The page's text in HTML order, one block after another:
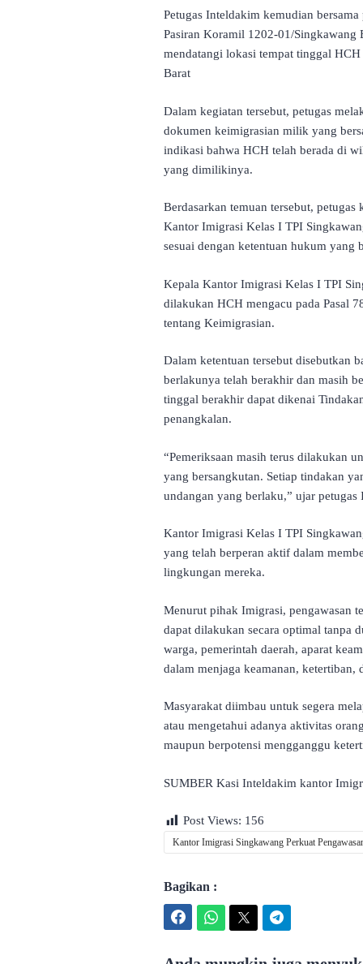
Petugas Inteldakim kemudian
Pasiran Koramil 1202-01/Singkawang
mendatangi lokasi tempat tinggal
Barat
Dalam kegiatan tersebut, petugas
dokumen keimigrasian milik yang
indikasi bahwa HCH telah berada di
yang dimilikinya.
Berdasarkan temuan tersebut,
Kantor Imigrasi Kelas I TPI
sesuai dengan ketentuan hukum yang
Kepala Kantor Imigrasi Kelas I TPI
dilakukan HCH mengacu pada Pasal
tentang Keimigrasian.
Dalam ketentuan tersebut disebutkan
berlakunya telah berakhir dan masih
tinggal berakhir dapat dikenai
penangkalan.
“Pemeriksaan masih terus dilakukan
yang bersangkutan. Setiap tindakan
undangan yang berlaku,” ujar petugas
Kantor Imigrasi Kelas I TPI
yang telah berperan aktif dalam
lingkungan mereka.
Menurut pihak Imigrasi, pengawasan
dapat dilakukan secara optimal tanpa
warga, pemerintah daerah, aparat
dalam menjaga keamanan, ketertiban,
Masyarakat diimbau untuk segera
atau mengetahui adanya aktivitas
maupun berpotensi mengganggu
SUMBER Kasi Inteldakim kantor
Post Views: 156
Kantor Imigrasi Singkawang Perkuat
Bagikan :